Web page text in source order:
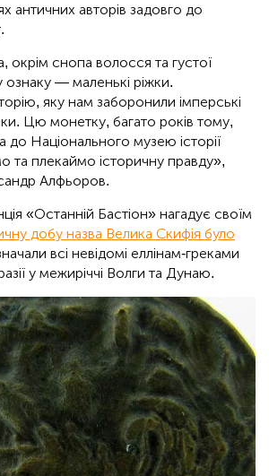
античних авторів задовго до
окрім снопа волосся та густої
ознаку — маленькі ріжки.
яку нам заборонили імперські
Цю монетку, багато років тому,
до Національного музею історії
та плекаймо історичну правду»,
Алфьоров.
«Останній Бастіон» нагадує своїм
добу назва Велика Скифія було
всі невідомі еллінам-греками
у межиріччі Волги та Дунаю.